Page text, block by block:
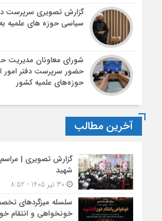
گزارش تصویری سرپرست
سیاسی حوزه های علمیه
شورای معاونان مدیریت
حضور سرپرست دفتر امور
حوزه‌های علمیه کشور
آخرین مطالب
گزارش تصویری |
شهید
30 تیر 1405 - 8:52
سلسله میزگردهای
خونخواهی و انتقام